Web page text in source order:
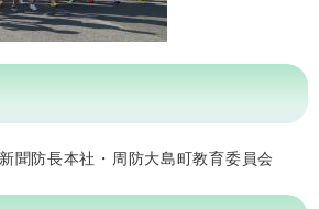
聞防長本社・周防大島町教育委員会